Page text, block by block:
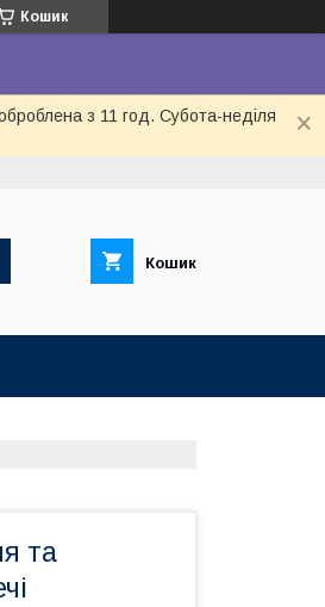
Кошик
з 11 год. Субота-неділя
Кошик
та